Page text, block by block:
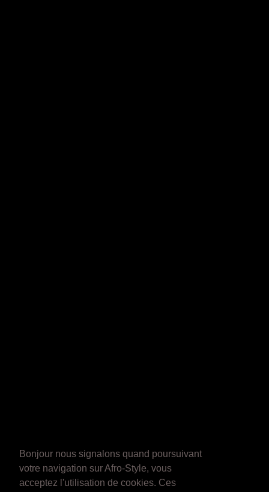
Bonjour nous signalons quand poursuivant
votre navigation sur Afro-Style, vous
acceptez l'utilisation de cookies. Ces